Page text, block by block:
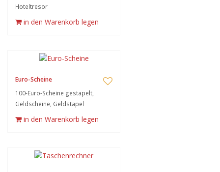
Hoteltresor
in den Warenkorb legen
Euro-Scheine
100-Euro-Scheine gestapelt,
Geldscheine, Geldstapel
in den Warenkorb legen